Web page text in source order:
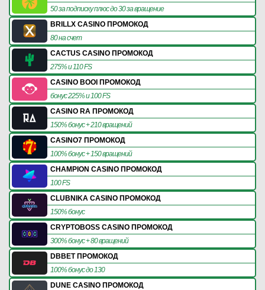
50 за подписку плюс до 30 за вращение
BRILLX CASINO ПРОМОКОД
80 на счет
CACTUS CASINO ПРОМОКОД
275% и 110 FS
CASINO BOOI ПРОМОКОД
бонус 225% и 100 FS
CASINO RA ПРОМОКОД
150% бонус + 210 вращений
CASINO7 ПРОМОКОД
100% бонус + 150 вращений
CHAMPION CASINO ПРОМОКОД
100 FS
CLUBNIKA CASINO ПРОМОКОД
150% бонус
CRYPTOBOSS CASINO ПРОМОКОД
300% бонус + 80 вращений
DBBET ПРОМОКОД
100% бонус до 130
DUNE CASINO ПРОМОКОД